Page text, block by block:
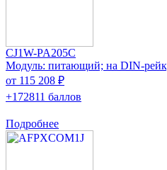
CJ1W-PA205C
Модуль: питающий; на DIN-
от 115 208 ₽
+172811 баллов
Подробнее